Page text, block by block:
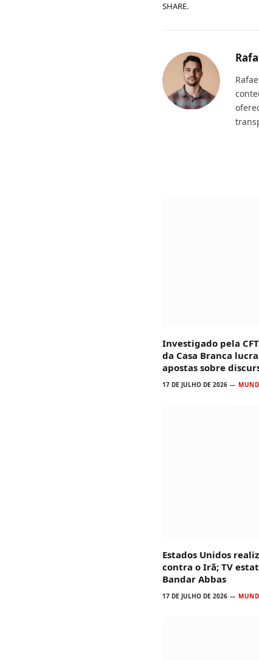
SHARE.
Investigado pela
da Casa Branca
apostas sobre
17 DE JULHO DE 2026
Estados Unidos
contra o Irã; TV
Bandar Abbas
17 DE JULHO DE 2026